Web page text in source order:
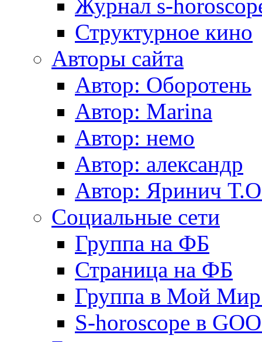
Журнал s-
Структурное кино
Авторы сайта
Автор: Оборотень
Автор: Marina
Автор: немo
Автор: александр
Автор: Яринич
Социальные сети
Группа на ФБ
Страница на ФБ
Группа в Мой
S-horoscope в